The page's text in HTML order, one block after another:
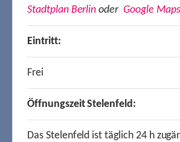
Stadtplan Berlin oder Google Maps
Eintritt:
Frei
Öffnungszeit Stelenfeld:
Das Stelenfeld ist täglich 24 h